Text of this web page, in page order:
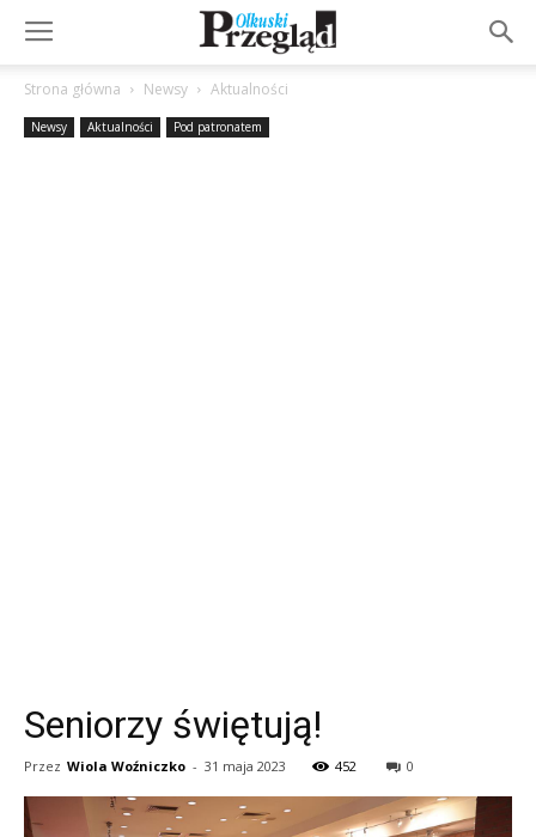
Strona główna Newsy Aktualności
Newsy Aktualności Pod patronatem
Seniorzy świętują!
Przez Wiola Woźniczko - 31 maja 2023 452 0